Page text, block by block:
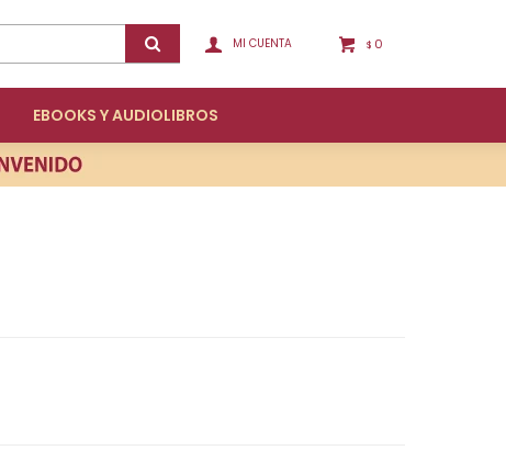
EBOOKS Y AUDIOLIBROS
$ 0